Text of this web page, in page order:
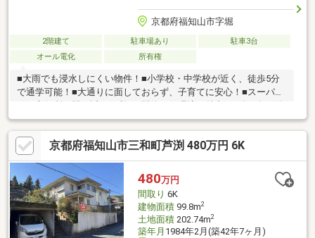
京都府福知山市字堀
2階建て 駐車場あり
駐車3台
オール電化
所有権
■大雨でも浸水しにくい物件！■小学校・中学校が近く、徒歩5分
で通学可能！■大通りに面しておらず、子育てに安心！■スーパ
浅物件！■しっくい壁（調湿機能あり）■オール電化住宅■L字型キ
ッチン○アーキホームライフ福知山中央店では福知山市・綾部市
を中心に、地域密着ナンバー１を目指しています！○家を買いた
い・売りたい・リフォームしたいお客様にたくさんの情報を迅速
に提供いたします！○物件情報・住宅ローンetc...どんな事でもお
気軽にご相談ください！
京都府福知山市三和町芦渕 480万円 6K
480万円
間取り 6K
建物面積99.8m2
土地面積202.74m2
築年月 1984年2月(築42年7ヶ月)